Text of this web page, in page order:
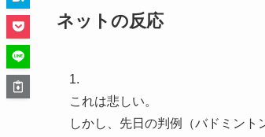
ネットの反応
1.
これは悲しい。
しかし、先日の判例（バドミン